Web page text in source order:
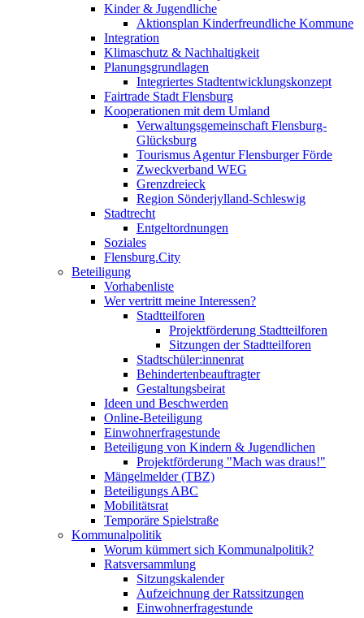
Kinder & Jugendliche
Aktionsplan Kinderfreundliche Kommune
Integration
Klimaschutz & Nachhaltigkeit
Planungsgrundlagen
Integriertes Stadtentwicklungskonzept
Fairtrade Stadt Flensburg
Kooperationen mit dem Umland
Verwaltungsgemeinschaft Flensburg-
Glücksburg
Tourismus Agentur Flensburger Förde
Zweckverband WEG
Grenzdreieck
Region Sönderjylland-Schleswig
Stadtrecht
Entgeltordnungen
Soziales
Flensburg.City
Beteiligung
Vorhabenliste
Wer vertritt meine Interessen?
Stadtteilforen
Projektförderung Stadtteilforen
Sitzungen der Stadtteilforen
Stadtschüler:innenrat
Behindertenbeauftragter
Gestaltungsbeirat
Ideen und Beschwerden
Online-Beteiligung
Einwohnerfragestunde
Beteiligung von Kindern & Jugendlichen
Projektförderung "Mach was draus!"
Mängelmelder (TBZ)
Beteiligungs ABC
Mobilitätsrat
Temporäre Spielstraße
Kommunalpolitik
Worum kümmert sich Kommunalpolitik?
Ratsversammlung
Sitzungskalender
Aufzeichnung der Ratssitzungen
Einwohnerfragestunde